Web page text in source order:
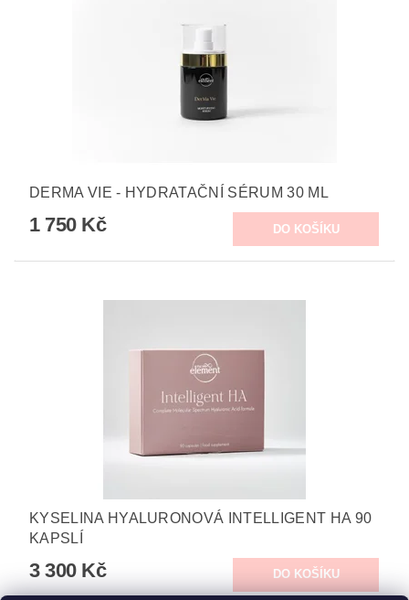
DERMA VIE - HYDRATAČNÍ SÉRUM 30 ML
1 750 Kč
KYSELINA HYALURONOVÁ INTELLIGENT HA 90
KAPSLÍ
3 300 Kč